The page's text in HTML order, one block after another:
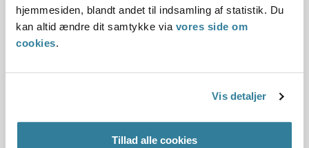
hjemmesiden, blandt andet til indsamling af statistik. Du
kan altid ændre dit samtykke via vores side om
cookies.
Vis detaljer
Tillad alle cookies
31.05.2011
Offentliggørelsesdato
10.07.2013